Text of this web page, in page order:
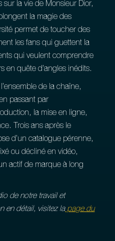
la vie de Monsieur Dior,
la magie des
permet de toucher des
les fans qui guettent la
qui veulent comprendre
en quête d’angles inédits.
de la chaîne,
passant par
la mise en ligne,
Trois ans après le
d’un catalogue pérenne,
ou décliné en vidéo,
actif de marque à long
de notre travail et
en détail, visitez lapage du